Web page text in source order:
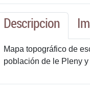
Descripcion
Mapa topográfico de
población de le Pleny